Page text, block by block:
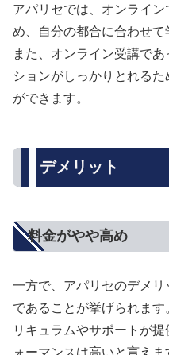
アパリセでは、オンライ
め、自分の都合に合わせて
また、オンライン受講で
ションがしっかりとれる
ができます。
デメリット
料金がやや高め
一方で、アパリセのデメ
であることが挙げられま
リキュラムやサポートが
ォーマンスは高いと言えま